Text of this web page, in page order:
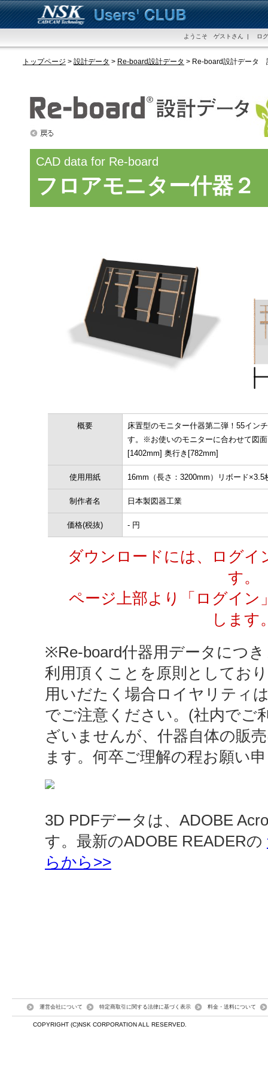
ようこそ ゲストさん | ロ
トップページ > 設計データ > Re-board設計データ > Re-board設計データ
CAD data for Re-board
フロアモニター什器２
概要
床置型のモニター什器第二弾！55イン
す。※お使いのモニターに合わせて図
[1402mm] 奥行き[782mm]
使用用紙 16mm（長さ：3200mm）リボード×3.5
制作者名 日本製図器工業
価格(税抜) - 円
ダウンロードには、ログイ
す。
ページ上部より「ログイン
します
※Re-board什器用データにつ
利用頂くことを原則としてお
用いだたく場合ロイヤリティ
でご注意ください。(社内でご
ざいませんが、什器自体の販
ます。何卒ご理解の程お願い
3D PDFデータは、ADOBE
す。最新のADOBE READERの
らから>>
運営会社について 特定商取引に関する法律に基づく表示 料金・送料について
COPYRIGHT (C)NSK CORPORATION ALL RESERVED.